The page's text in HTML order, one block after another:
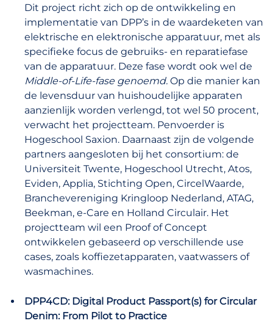
Dit project richt zich op de ontwikkeling en
implementatie van DPP’s in de waardeketen van
elektrische en elektronische apparatuur, met als
specifieke focus de gebruiks- en reparatiefase
van de apparatuur. Deze fase wordt ook wel de
Middle-of-Life-fase genoemd. Op die manier kan
de levensduur van huishoudelijke apparaten
aanzienlijk worden verlengd, tot wel 50 procent,
verwacht het projectteam. Penvoerder is
Hogeschool Saxion. Daarnaast zijn de volgende
partners aangesloten bij het consortium: de
Universiteit Twente, Hogeschool Utrecht, Atos,
Eviden, Applia, Stichting Open, CircelWaarde,
Branchevereniging Kringloop Nederland, ATAG,
Beekman, e-Care en Holland Circulair. Het
projectteam wil een Proof of Concept
ontwikkelen gebaseerd op verschillende use
cases, zoals koffiezetapparaten, vaatwassers of
wasmachines.
DPP4CD: Digital Product Passport(s) for Circular
Denim: From Pilot to Practice